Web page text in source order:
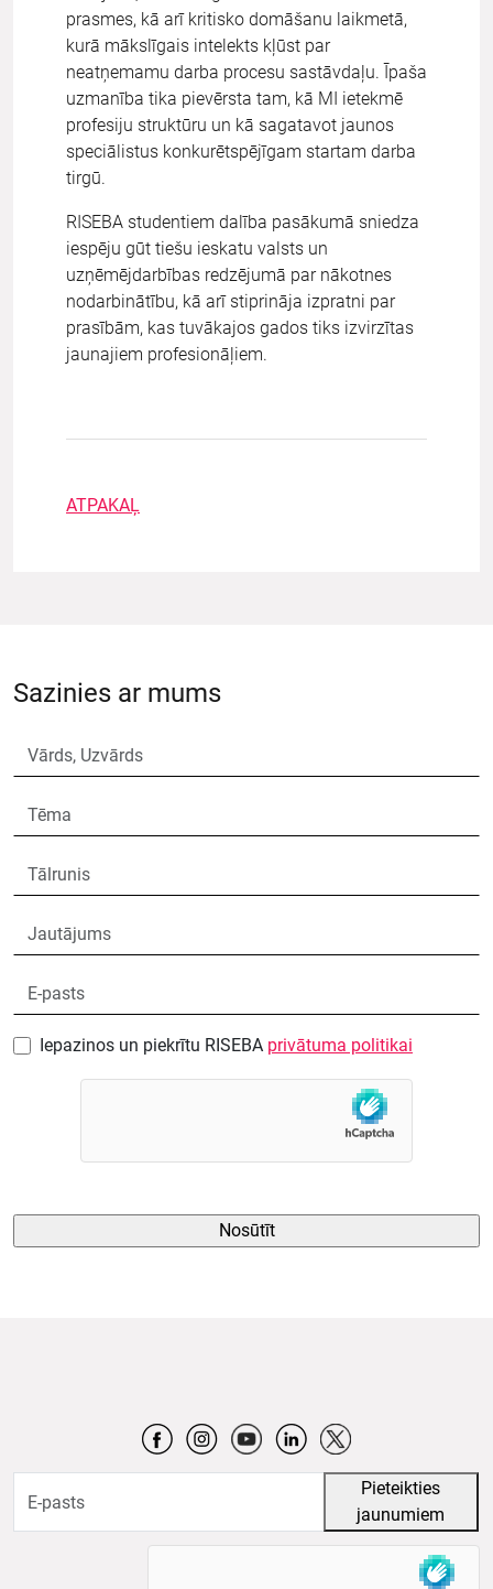
prasmes, kā arī kritisko domāšanu laikmetā,
kurā mākslīgais intelekts kļūst par
neatņemamu darba procesu sastāvdaļu. Īpaša
uzmanība tika pievērsta tam, kā MI ietekmē
profesiju struktūru un kā sagatavot jaunos
speciālistus konkurētspējīgam startam darba
tirgū.
RISEBA studentiem dalība pasākumā sniedza
iespēju gūt tiešu ieskatu valsts un
uzņēmējdarbības redzējumā par nākotnes
nodarbinātību, kā arī stiprināja izpratni par
prasībām, kas tuvākajos gados tiks izvirzītas
jaunajiem profesionāļiem.
ATPAKAĻ
Sazinies ar mums
Iepazinos un piekrītu RISEBA privātuma politikai